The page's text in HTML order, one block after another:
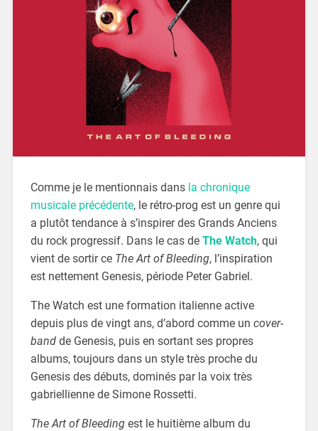
Comme je le mentionnais dans la chronique
musicale précédente, le rétro-prog est un genre qui
a plutôt tendance à s’inspirer des Grands Anciens
du rock progressif. Dans le cas de The Watch, qui
vient de sortir ce The Art of Bleeding, l’inspiration
est nettement Genesis, période Peter Gabriel.
The Watch est une formation italienne active
depuis plus de vingt ans, d’abord comme un cover-
bandde Genesis, puis en sortant ses propres
albums, toujours dans un style très proche du
Genesis des débuts, dominés par la voix très
gabriellienne de Simone Rossetti.
The Art of Bleedingest le huitième album du